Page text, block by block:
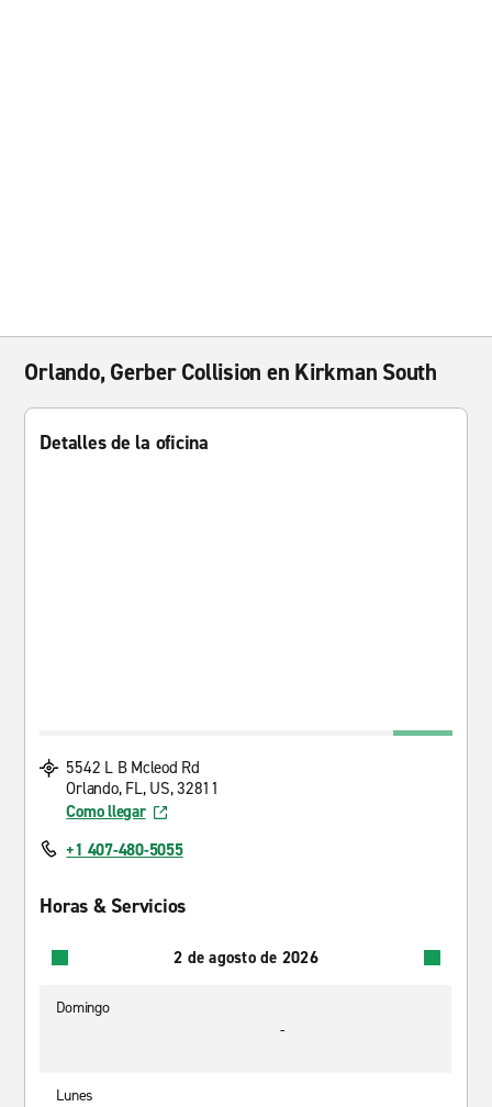
Orlando, Gerber Collision en Kirkman South
Detalles de la oficina
5542 L B Mcleod Rd
Orlando, FL, US, 32811
Como llegar
+1 407-480-5055
Horas & Servicios
2 de agosto de 2026
Domingo
-
Lunes